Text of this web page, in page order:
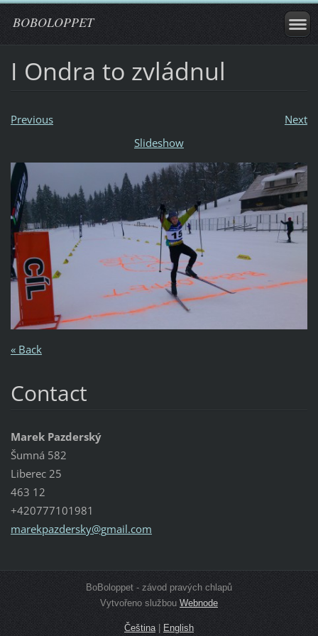
BOBOLOPPET
I Ondra to zvládnul
Previous
Next
Slideshow
« Back
Contact
Marek Pazderský
Šumná 582
Liberec 25
463 12
+420777101981
marekpazdersky@gmail.com
BoBoloppet - závod pravých chlapů
Vytvořeno službou Webnode
Čeština |English